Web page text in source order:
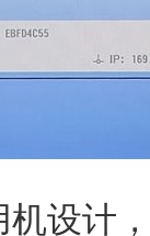
机设计